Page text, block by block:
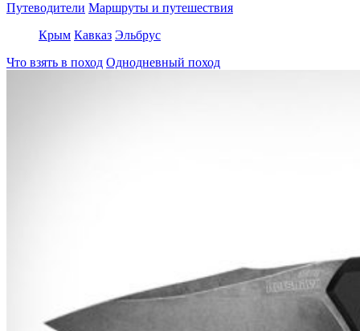
Путеводители Маршруты и путешествия
Крым Кавказ Эльбрус
Что взять в поход Однодневный поход